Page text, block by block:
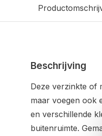
Beschrijving
Deze verzinkte of
maar voegen ook
en verschillende
buitenruimte.